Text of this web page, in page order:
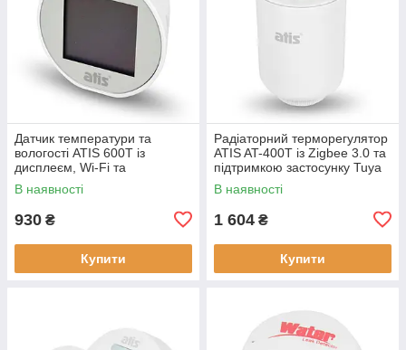
Датчик температури та
вологості ATIS 600T із
дисплеєм, Wi-Fi та
підтримкою Tuya Smart
В наявності
930 ₴
Купити
Радіаторний терморегулятор
ATIS AT-400T із Zigbee 3.0 та
підтримкою застосунку Tuya
Smart
В наявності
1 604 ₴
Купити